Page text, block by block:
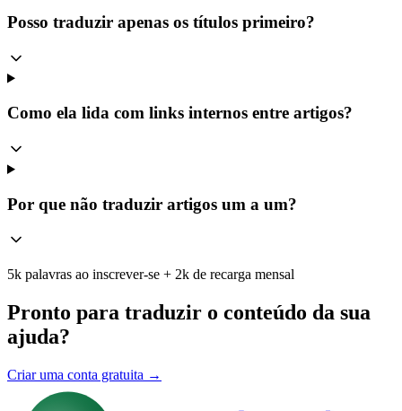
Posso traduzir apenas os títulos primeiro?
Como ela lida com links internos entre artigos?
Por que não traduzir artigos um a um?
5k palavras ao inscrever-se + 2k de recarga mensal
Pronto para traduzir o conteúdo da sua
ajuda?
Criar uma conta gratuita →